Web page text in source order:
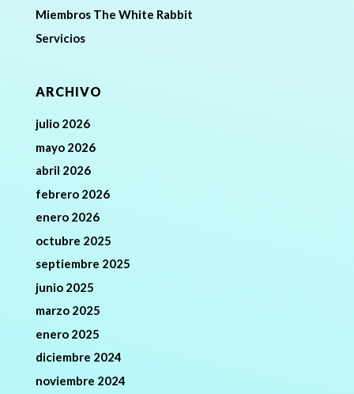
Miembros The White Rabbit
Servicios
ARCHIVO
julio 2026
mayo 2026
abril 2026
febrero 2026
enero 2026
octubre 2025
septiembre 2025
junio 2025
marzo 2025
enero 2025
diciembre 2024
noviembre 2024